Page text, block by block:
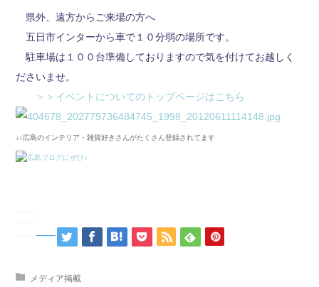
県外、遠方からご来場の方へ
五日市インターから車で１０分弱の場所です。
駐車場は１００台準備しておりますので気を付けてお越しく
ださいませ。
＞＞イベントについてのトップページはこちら
↓↓広島のインテリア・雑貨好きさんがたくさん登録されてます
メディア掲載